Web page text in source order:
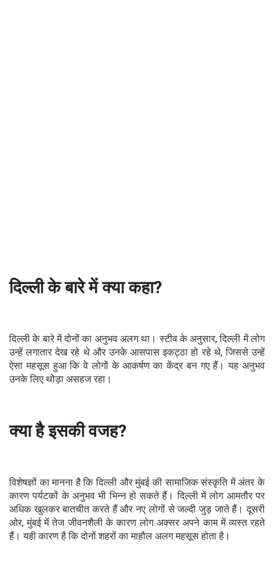
दिल्ली के बारे में क्या कहा?
दिल्ली के बारे में दोनों का अनुभव अलग था। स्टीव के अनुसार, दिल्ली में लोग
उन्हें लगातार देख रहे थे और उनके आसपास इकट्ठा हो रहे थे, जिससे उन्हें
ऐसा महसूस हुआ कि वे लोगों के आकर्षण का केंद्र बन गए हैं। यह अनुभव
उनके लिए थोड़ा असहज रहा।
क्या है इसकी वजह?
विशेषज्ञों का मानना है कि दिल्ली और मुंबई की सामाजिक संस्कृति में अंतर के
कारण पर्यटकों के अनुभव भी भिन्न हो सकते हैं। दिल्ली में लोग आमतौर पर
अधिक खुलकर बातचीत करते हैं और नए लोगों से जल्दी जुड़ जाते हैं। दूसरी
ओर, मुंबई में तेज जीवनशैली के कारण लोग अक्सर अपने काम में व्यस्त रहते
हैं। यही कारण है कि दोनों शहरों का माहौल अलग महसूस होता है।